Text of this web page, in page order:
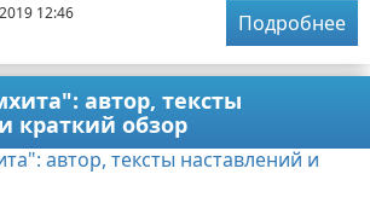
12:46
Подробнее
автор, тексты
краткий обзор